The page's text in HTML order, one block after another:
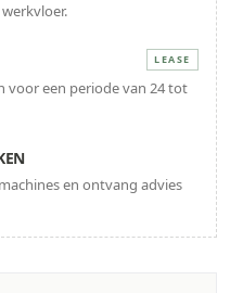
LEASE
voor een periode van 24 tot
en ontvang advies